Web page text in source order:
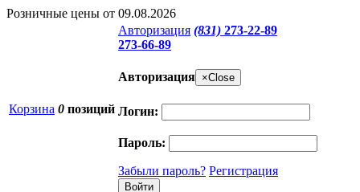
Розничные цены от 09.08.2026
Корзина 0 позиций
Авторизация (831) 273-22-89
273-66-89
Авторизация ×Close
Логин:
Пароль:
Забыли пароль? Регистрация